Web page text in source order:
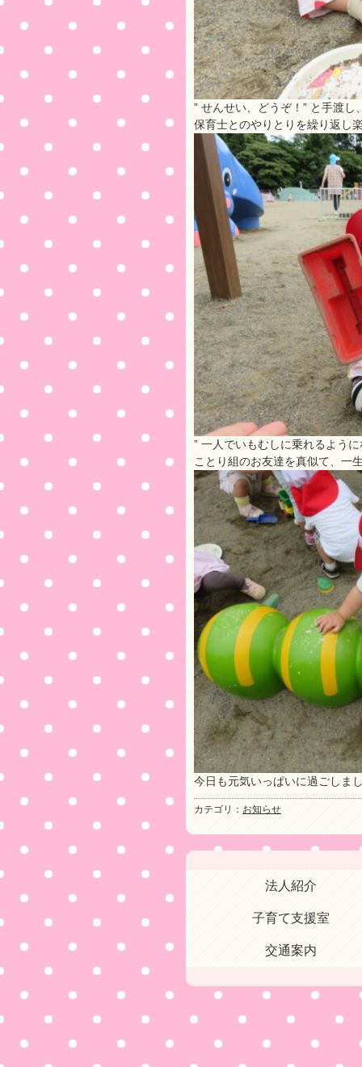
” せんせい、どうぞ！” と手渡
保育士とのやりとりを繰り返し
” 一人でいもむしに乗れるよう
ことり組のお友達を真似て、一
今日も元気いっぱいに過ごしま
カテゴリ：お知らせ
法人紹介
子育て支援室
交通案内